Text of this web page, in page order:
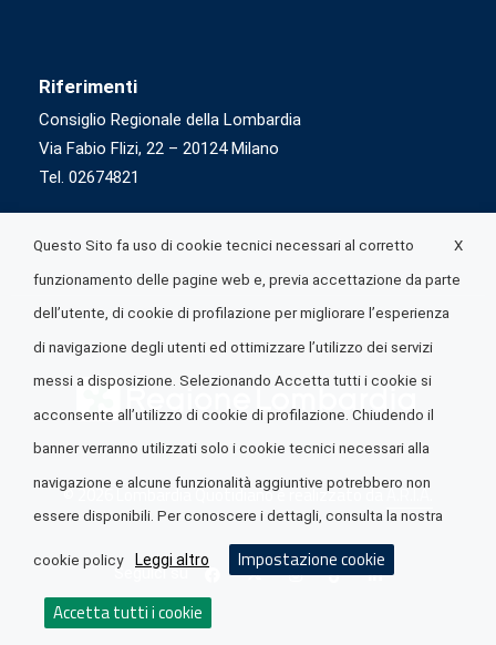
Riferimenti
Consiglio Regionale della Lombardia
Via Fabio Flizi, 22 – 20124 Milano
Tel. 02674821
© 2026 Lombardia Quotidiano è realizzato daA.R.I.A.
Seguici su
X
Questo Sito fa uso di cookie tecnici necessari al corretto
funzionamento delle pagine web e, previa accettazione da parte
dell’utente, di cookie di profilazione per migliorare l’esperienza
di navigazione degli utenti ed ottimizzare l’utilizzo dei servizi
messi a disposizione. Selezionando Accetta tutti i cookie si
acconsente all’utilizzo di cookie di profilazione. Chiudendo il
banner verranno utilizzati solo i cookie tecnici necessari alla
navigazione e alcune funzionalità aggiuntive potrebbero non
essere disponibili. Per conoscere i dettagli, consulta la nostra
cookie policy Leggi altro Impostazione cookie
Accetta tutti i cookie